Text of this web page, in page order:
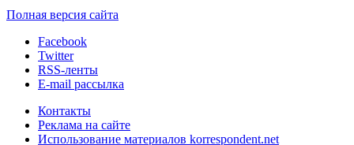
Полная версия сайта
Facebook
Twitter
RSS-ленты
E-mail рассылка
Контакты
Реклама на сайте
Использование материалов korrespondent.net